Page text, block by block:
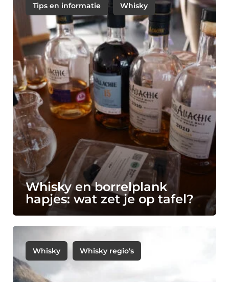
Tips en informatie Whisky
Whisky en borrelplank
hapjes: wat zet je op tafel?
Whisky Whisky regio's